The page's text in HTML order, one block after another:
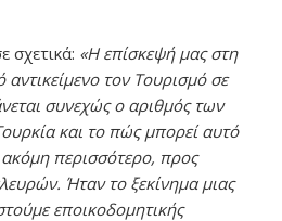
σχετικά: «Η επίσκεψή μας στη
τον Τουρισμό σε
συνεχώς ο αριθμός των
και το πώς μπορεί αυτό
ακόμη περισσότερο, προς
Ήταν το ξεκίνημα μιας
εποικοδομητικής